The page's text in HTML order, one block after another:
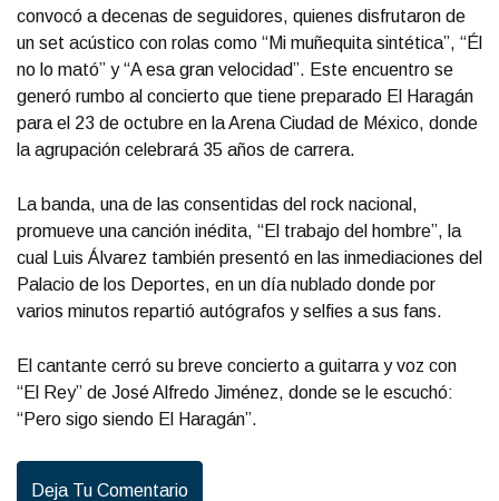
convocó a decenas de seguidores, quienes disfrutaron de
un set acústico con rolas como “Mi muñequita sintética”, “Él
no lo mató” y “A esa gran velocidad”. Este encuentro se
generó rumbo al concierto que tiene preparado El Haragán
para el 23 de octubre en la Arena Ciudad de México, donde
la agrupación celebrará 35 años de carrera.
La banda, una de las consentidas del rock nacional,
promueve una canción inédita, “El trabajo del hombre”, la
cual Luis Álvarez también presentó en las inmediaciones del
Palacio de los Deportes, en un día nublado donde por
varios minutos repartió autógrafos y selfies a sus fans.
El cantante cerró su breve concierto a guitarra y voz con
“El Rey” de José Alfredo Jiménez, donde se le escuchó:
“Pero sigo siendo El Haragán”.
Deja Tu Comentario